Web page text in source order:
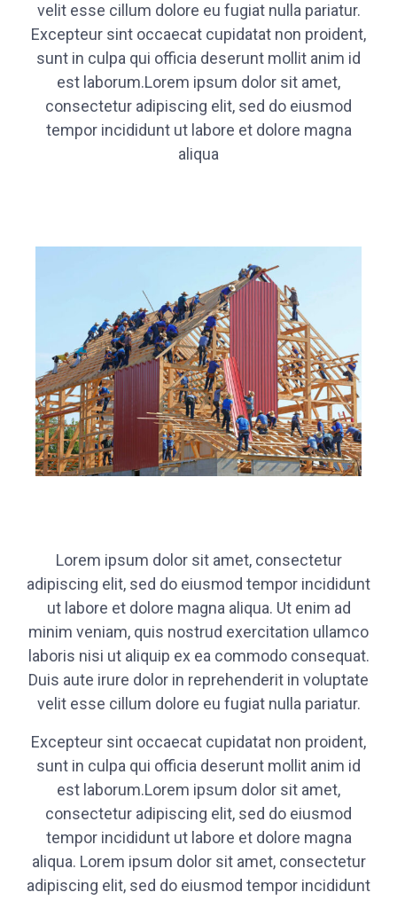
velit esse cillum dolore eu fugiat nulla pariatur.
Excepteur sint occaecat cupidatat non proident,
sunt in culpa qui officia deserunt mollit anim id
est laborum.Lorem ipsum dolor sit amet,
consectetur adipiscing elit, sed do eiusmod
tempor incididunt ut labore et dolore magna
aliqua
Lorem ipsum dolor sit amet, consectetur
adipiscing elit, sed do eiusmod tempor incididunt
ut labore et dolore magna aliqua. Ut enim ad
minim veniam, quis nostrud exercitation ullamco
laboris nisi ut aliquip ex ea commodo consequat.
Duis aute irure dolor in reprehenderit in voluptate
velit esse cillum dolore eu fugiat nulla pariatur.
Excepteur sint occaecat cupidatat non proident,
sunt in culpa qui officia deserunt mollit anim id
est laborum.Lorem ipsum dolor sit amet,
consectetur adipiscing elit, sed do eiusmod
tempor incididunt ut labore et dolore magna
aliqua. Lorem ipsum dolor sit amet, consectetur
adipiscing elit, sed do eiusmod tempor incididunt